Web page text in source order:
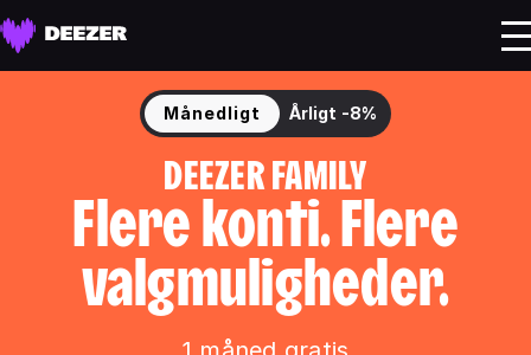
Månedligt Årligt -8%
DEEZER FAMILY
Flere konti. Flere
valgmuligheder.